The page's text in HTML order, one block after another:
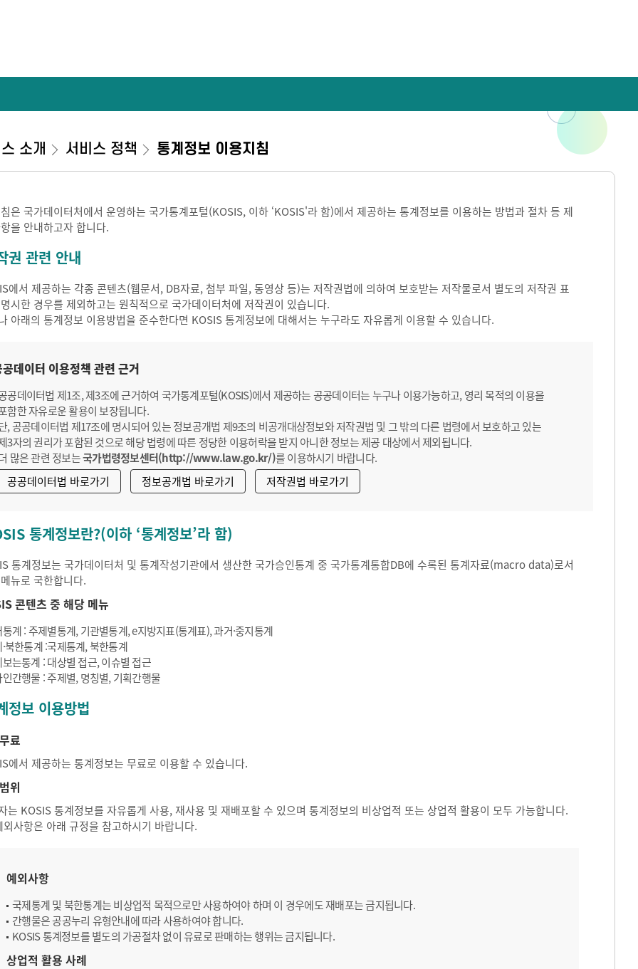
소개 서비스 정책 통계정보 이용지침
은 국가데이터처에서 운영하는 국가통계포털(KOSIS, 이하 ‘KOSIS'라 함)에서 제공하는 통계정보를 이용하는 방법과 절차 등 제
을 안내하고자 합니다.
권 관련 안내
에서 제공하는 각종 콘텐츠(웹문서, DB자료, 첨부 파일, 동영상 등)는 저작권법에 의하여 보호받는 저작물로서 별도의 저작권 표
시한 경우를 제외하고는 원칙적으로 국가데이터처에 저작권이 있습니다.
아래의 통계정보 이용방법을 준수한다면 KOSIS 통계정보에 대해서는 누구라도 자유롭게 이용할 수 있습니다.
데이터 이용정책 관련 근거
공데이터법 제1조, 제3조에 근거하여 국가통계포털(KOSIS)에서 제공하는 공공데이터는 누구나 이용가능하고, 영리 목적의 이용을
함한 자유로운 활용이 보장됩니다.
, 공공데이터법 제17조에 명시되어 있는 정보공개법 제9조의 비공개대상정보와 저작권법 및 그 밖의 다른 법령에서 보호하고 있는
3자의 권리가 포함된 것으로 해당 법령에 따른 정당한 이용허락을 받지 아니한 정보는 제공 대상에서 제외됩니다.
많은 관련 정보는국가법령정보센터(http://www.law.go.kr/)를 이용하시기 바랍니다.
공공데이터법 바로가기
정보공개법 바로가기 저작권법 바로가기
통계정보란?(이하 ‘통계정보’라 함)
통계정보는 국가데이터처 및 통계작성기관에서 생산한 국가승인통계 중 국가통계통합DB에 수록된 통계자료(macro data)로서
뉴로 국한합니다.
콘텐츠 중 해당 메뉴
계 : 주제별통계, 기관별통계, e지방지표(통계표), 과거·중지통계
북한통계 :국제통계, 북한통계
는통계 : 대상별 접근, 이슈별 접근
간행물 : 주제별, 명칭별, 기획간행물
정보 이용방법
료
에서 제공하는 통계정보는 무료로 이용할 수 있습니다.
위
는 KOSIS 통계정보를 자유롭게 사용, 재사용 및 재배포할 수 있으며 통계정보의 비상업적 또는 상업적 활용이 모두 가능합니다.
외사항은 아래 규정을 참고하시기 바랍니다.
예외사항
국제통계 및 북한통계는 비상업적 목적으로만 사용하여야 하며 이 경우에도 재배포는 금지됩니다.
간행물은 공공누리 유형안내에 따라 사용하여야 합니다.
KOSIS 통계정보를 별도의 가공절차 없이 유료로 판매하는 행위는 금지됩니다.
상업적 활용 사례